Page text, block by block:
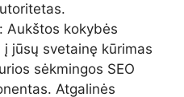
Aukštos kokybės
jūsų svetainę kūrimas
sėkmingos SEO
Atgalinės